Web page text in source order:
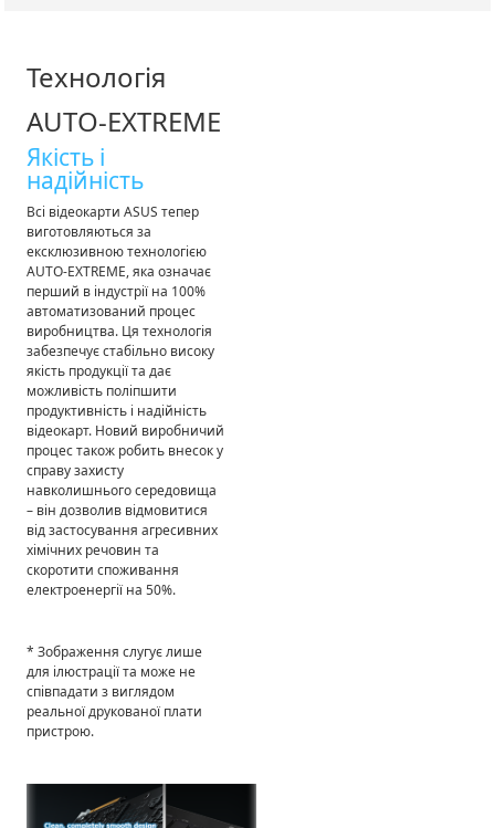
Технологія
AUTO-EXTREME
Якість і
надійність
Всі відеокарти ASUS тепер
виготовляються за
ексклюзивною технологією
AUTO-EXTREME, яка означає
перший в індустрії на 100%
автоматизований процес
виробництва. Ця технологія
забезпечує стабільно високу
якість продукції та дає
можливість поліпшити
продуктивність і надійність
відеокарт. Новий виробничий
процес також робить внесок у
справу захисту
навколишнього середовища
– він дозволив відмовитися
від застосування агресивних
хімічних речовин та
скоротити споживання
електроенергії на 50%.
* Зображення слугує лише
для ілюстрації та може не
співпадати з виглядом
реальної друкованої плати
пристрою.